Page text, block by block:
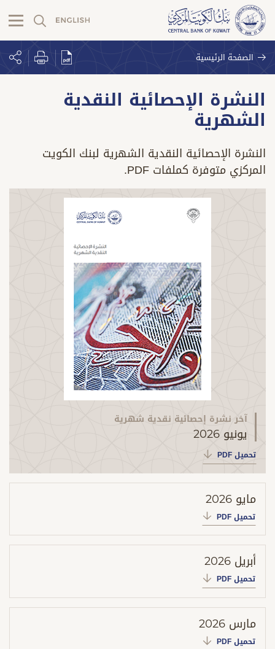
الصفحة الرئيسية
النشرة الإحصائية النقدية
الشهرية
النشرة الإحصائية النقدية الشهرية لبنك الكويت
المركزي متوفرة كملفات PDF.
آخر نشرة إحصائية نقدية شهرية
يونيو 2026
تحميل PDF
مايو 2026
تحميل PDF
أبريل 2026
تحميل PDF
مارس 2026
تحميل PDF